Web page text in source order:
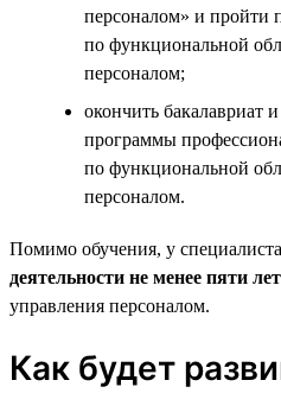
персоналом» и пройти
по функциональной
персоналом;
окончить бакалавриат
программы
по функциональной
персоналом.
Помимо обучения, у
деятельности не менее пяти лет
управления персоналом.
Как будет